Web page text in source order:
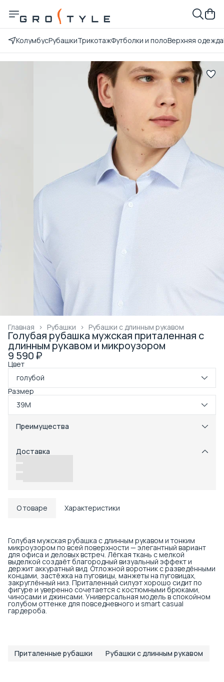
КолумбусРубашкиТрикотажФутболки и полоВерхняя одежда
Рубашки с длинным рукавом
Рубашки ›
Главная ›
Голубая рубашка мужская приталенная с
длинным рукавом и микроузором
9 590 ₽
Цвет
голубой
Размер
39M
Преимущества
Примерка при получении в пункте выдачи
Возможность отказаться от части товаров
Доставка
О товаре Характеристики
Голубая мужская рубашка с длинным рукавом и тонким
микроузором по всей поверхности — элегантный вариант
для офиса и деловых встреч. Лёгкая ткань с мелкой
выделкой создаёт благородный визуальный эффект и
держит аккуратный вид. Отложной воротник с разведёнными
концами, застёжка на пуговицы, манжеты на пуговицах,
закруглённый низ. Приталенный силуэт хорошо сидит по
фигуре и уверенно сочетается с костюмными брюками,
чиносами и джинсами. Универсальная модель в спокойном
голубом оттенке для повседневного и smart casual
гардероба.
Приталенные рубашки Рубашки с длинным рукавом